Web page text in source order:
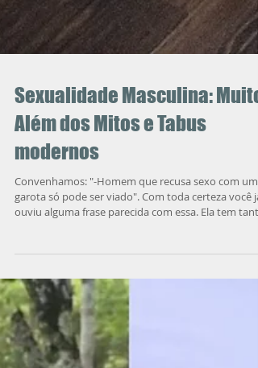
Sexualidade Masculina: Muito
Além dos Mitos e Tabus
modernos